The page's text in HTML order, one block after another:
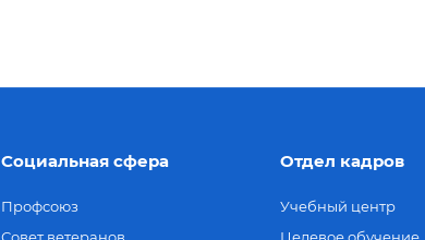
Социальная сфера
Профсоюз
Отдел кадров
Учебный центр